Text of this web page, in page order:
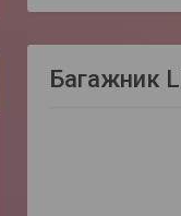
Багажник